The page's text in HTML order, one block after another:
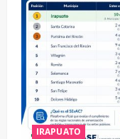
IRAPUATO